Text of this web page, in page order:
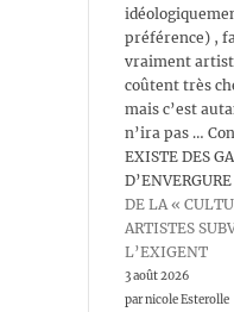
préférence) ,
vraiment
coûtent très
mais c’est
n’ira pas …
EXISTE DES
DE LA «
ARTISTES
L’EXIGENT
3 août 2026
par nicole Esterolle